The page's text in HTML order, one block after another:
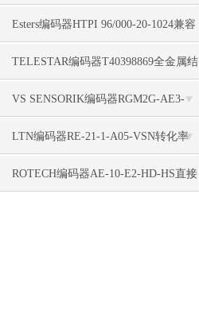
R2196坏境满足多
Esters编码器HTPI 96/000-20-1024兼容
性
TELESTAR编码器T40398869全金属结
构
VS SENSORIK编码器RGM2G-AE3-
V3Z/T200稳固
LTN编码器RE-21-1-A05-VSN转化率
不错
ROTECH编码器AE-10-E2-HD-HS直接